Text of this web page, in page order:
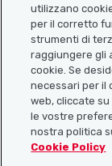
Link utili
Scarica l’app
utilizzano
per il corretto
strumenti di
raggiungere gli
cookie. Se
necessari per il
web, cliccate
le vostre
nostra politica
Cookie Policy